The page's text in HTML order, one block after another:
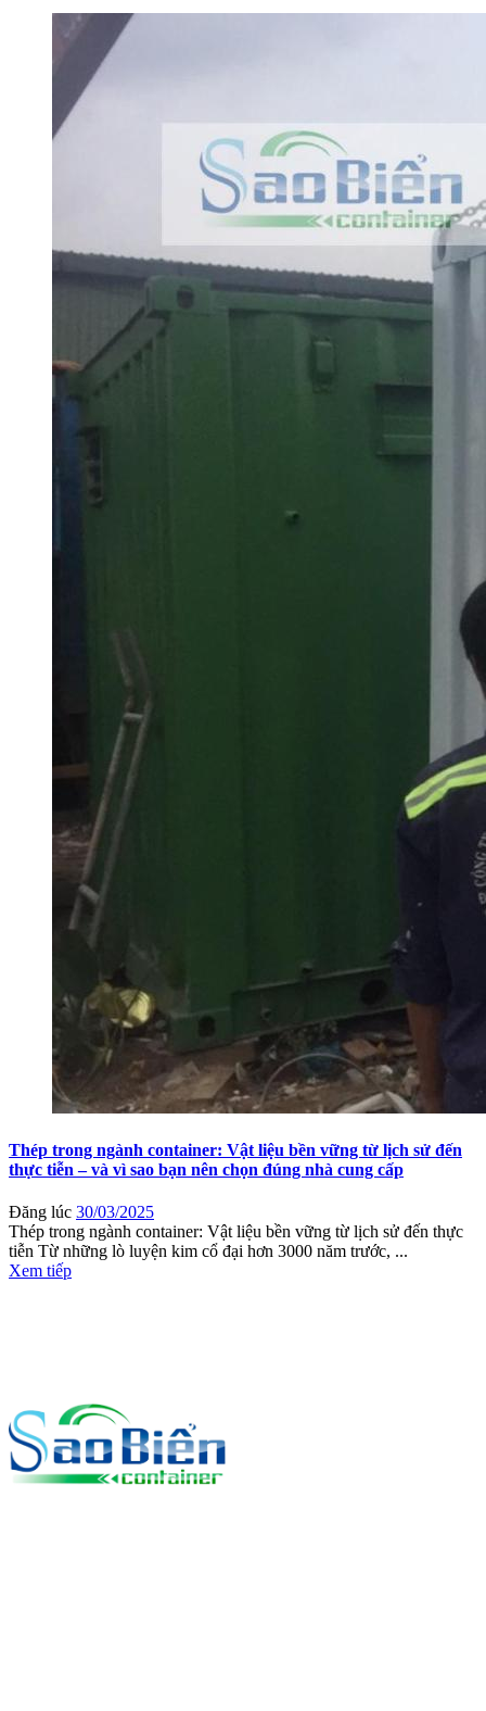
Thép trong ngành container: Vật liệu bền vững từ lịch sử đến
thực tiễn – và vì sao bạn nên chọn đúng nhà cung cấp
Đăng lúc 30/03/2025
Thép trong ngành container: Vật liệu bền vững từ lịch sử đến thực
tiễn Từ những lò luyện kim cổ đại hơn 3000 năm trước, ...
Xem tiếp